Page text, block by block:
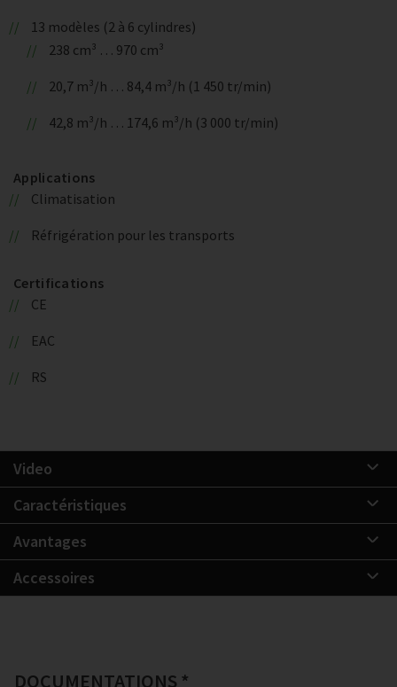
13 modèles (2 à 6 cylindres)
238 cm³ … 970 cm³
20,7 m³/h … 84,4 m³/h (1 450 tr/min)
42,8 m³/h … 174,6 m³/h (3 000 tr/min)
Applications
Climatisation
Réfrigération pour les transports
Certifications
CE
EAC
RS
Video
Caractéristiques
Avantages
Accessoires
DOCUMENTATIONS *